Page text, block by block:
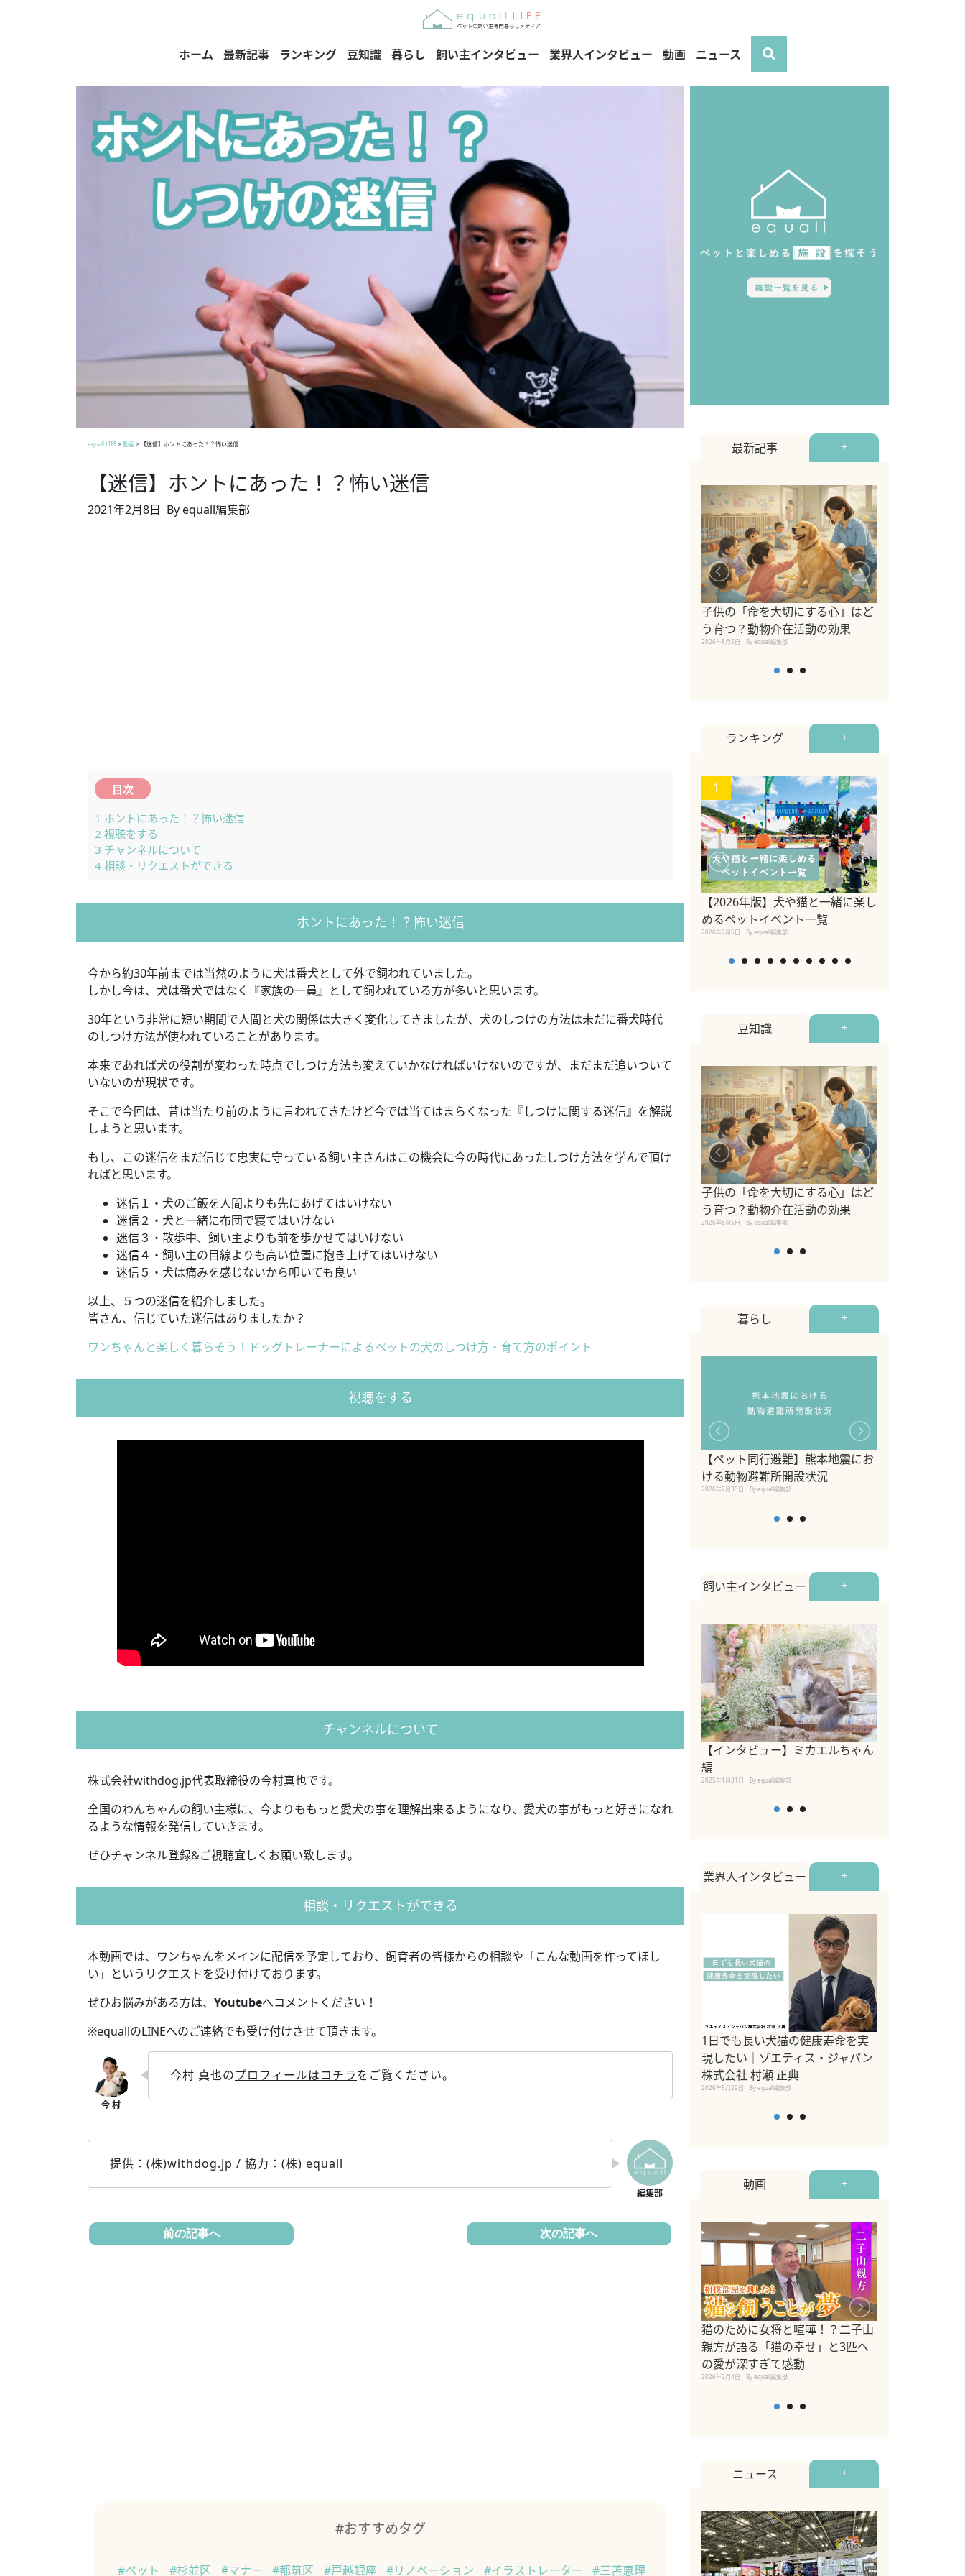
ホーム 最新記事 ランキング 豆知識 暮らし 飼い主インタビュー 業界人インタビュー 動画 ニュース
equall LIFE> 動画> 【迷信】ホントにあった！？怖い迷信
【迷信】ホントにあった！？怖い迷信
2021年2月8日 By equall編集部
目次
1 ホントにあった！？怖い迷信
2 視聴をする
3 チャンネルについて
4 相談・リクエストができる
ホントにあった！？怖い迷信
今から約30年前までは当然のように犬は番犬として外で飼われていました。
しかし今は、犬は番犬ではなく『家族の一員』として飼われている方が多いと思います。
30年という非常に短い期間で人間と犬の関係は大きく変化してきましたが、犬のしつけの方法は未だに番犬時代
のしつけ方法が使われていることがあります。
本来であれば犬の役割が変わった時点でしつけ方法も変えていかなければいけないのですが、まだまだ追いついて
いないのが現状です。
そこで今回は、昔は当たり前のように言われてきたけど今では当てはまらくなった『しつけに関する迷信』を解説
しようと思います。
もし、この迷信をまだ信じて忠実に守っている飼い主さんはこの機会に今の時代にあったしつけ方法を学んで頂け
ればと思います。
迷信１・犬のご飯を人間よりも先にあげてはいけない
迷信２・犬と一緒に布団で寝てはいけない
迷信３・散歩中、飼い主よりも前を歩かせてはいけない
迷信４・飼い主の目線よりも高い位置に抱き上げてはいけない
迷信５・犬は痛みを感じないから叩いても良い
以上、５つの迷信を紹介しました。
皆さん、信じていた迷信はありましたか？
ワンちゃんと楽しく暮らそう！ドッグトレーナーによるペットの犬のしつけ方・育て方のポイント
視聴をする
チャンネルについて
株式会社withdog.jp代表取締役の今村真也です。
全国のわんちゃんの飼い主様に、今よりももっと愛犬の事を理解出来るようになり、愛犬の事がもっと好きになれ
るような情報を発信していきます。
ぜひチャンネル登録&ご視聴宜しくお願い致します。
相談・リクエストができる
本動画では、ワンちゃんをメインに配信を予定しており、飼育者の皆様からの相談や「こんな動画を作ってほし
い」というリクエストを受け付けております。
ぜひお悩みがある方は、 Youtubeへコメントください！
※equallのLINEへのご連絡でも受け付けさせて頂きます。
今村 真也のプロフィールはコチラをご覧ください。
提供：(株)withdog.jp / 協力：(株) equall
前の記事へ 次の記事へ
#おすすめタグ
#ペット #杉並区 #マナー #都筑区 #戸越銀座 #リノベーション #イラストレーター #三苫恵理
最新記事 +
子供の「命を大切にする心」はど
う育つ？動物介在活動の効果
2026年8月5日 By equall編集部
ランキング +
1
【2026年版】犬や猫と一緒に楽し
めるペットイベント一覧
2026年7月5日 By equall編集部
豆知識 +
子供の「命を大切にする心」はど
う育つ？動物介在活動の効果
2026年8月5日 By equall編集部
暮らし +
【ペット同行避難】熊本地震にお
ける動物避難所開設状況
2026年7月30日 By equall編集部
飼い主インタビュー +
【インタビュー】ミカエルちゃん
編
2025年1月31日 By equall編集部
業界人インタビュー +
1日でも長い犬猫の健康寿命を実
現したい｜ゾエティス・ジャパン
株式会社 村瀬 正典
2026年5月29日 By equall編集部
動画 +
猫のために女将と喧嘩！？二子山
親方が語る「猫の幸せ」と3匹へ
の愛が深すぎて感動
2026年2月4日 By equall編集部
ニュース +